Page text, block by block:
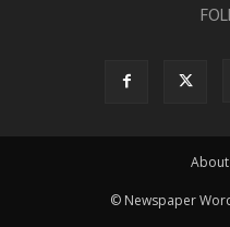
About
© Newspaper